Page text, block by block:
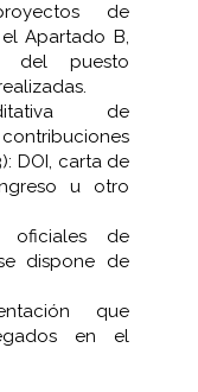
de
Apartado B,
del puesto
de
DOI, carta de
u otro
oficiales de
dispone de
que
en el